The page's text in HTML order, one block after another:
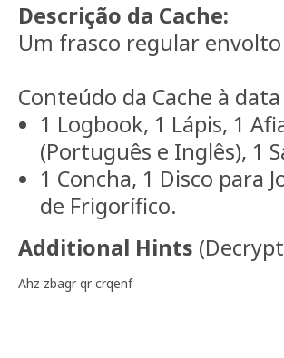
Descrição da Cache:
Um frasco regular
Conteúdo da Cache à
1 Logbook, 1 Lápis, 1
(Português e Inglês), 1
1 Concha, 1 Disco para
de Frigorífico.
Additional Hints (Decrypt
Ahz zbagr qr crqenf